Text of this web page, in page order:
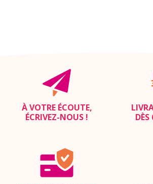
À VOTRE ÉCOUTE,
ÉCRIVEZ-NOUS !